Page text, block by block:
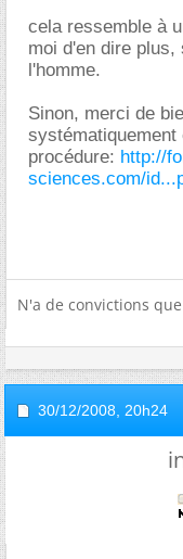
cela ressemble à
moi d'en dire
l'homme.
Sinon, merci de
procédure: http://
sciences.com/
N'a de convictions
30/12/2008, 20h24